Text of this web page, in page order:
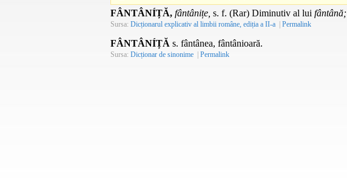
FÂNTÂNÍȚĂ, fântânițe, s. f. (Rar) Diminutiv al lui fântână;
Sursa: Dicționarul explicativ al limbii române, ediția a II-a | Permalink
FÂNTÂNÍȚĂ s. fântânea, fântânioară.
Sursa: Dicționar de sinonime | Permalink